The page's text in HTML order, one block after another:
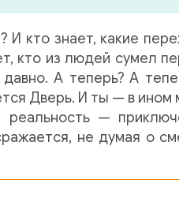
И кто знает, какие
кто из людей сумел
А теперь? А
Дверь. И ты — в ином
—
не думая о